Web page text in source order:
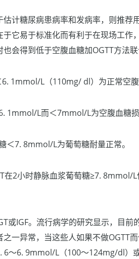
估计糖尿病患病率和发病率，则推
它易于标准化而有利于在现场工作
会得到低于空腹血糖加OGTT方法
1mmol/L（110mg/ dl）为正常空腹
1mmol/L而＜7mmol/L为空腹血糖
＜7. 8mmol/L为葡萄糖耐量正常。
在2小时静脉血浆葡萄糖≥7. 8mmol/
或IGF。流行病学的研究显示，目
一异常，当这些人如果不做OGTT
6～6. 9mmol/L（100～124mg/dl）